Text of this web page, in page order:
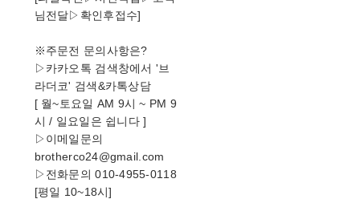
님전달▷확인후접수]
※주문전 문의사항은?
▷카카오톡 검색창에서 '브
라더코' 검색&카톡상담
[ 월~토요일 AM 9시 ~ PM 9
시 / 일요일은 쉽니다 ]
▷이메일문의
brotherco24@gmail.com
▷전화문의 010-4955-0118
[평일 10~18시]